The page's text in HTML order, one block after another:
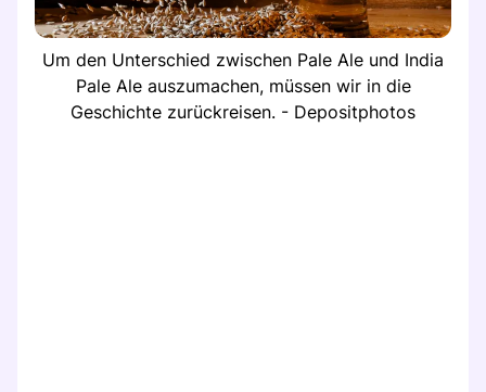
Um den Unterschied zwischen Pale Ale und India
Pale Ale auszumachen, müssen wir in die
Geschichte zurückreisen. - Depositphotos